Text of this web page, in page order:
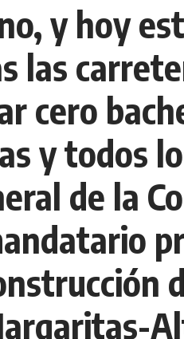
y hoy
las
cero
y todos
de la